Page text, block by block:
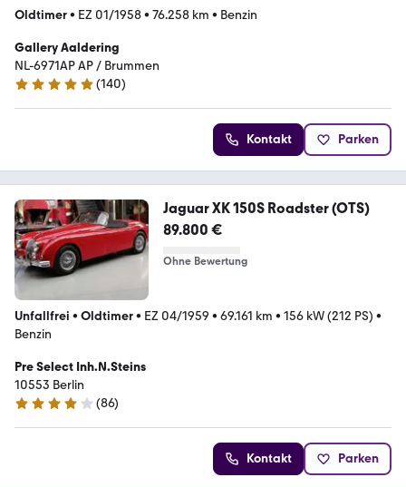
Oldtimer• EZ 01/1958• 76.258 km • Benzin
Gallery Aaldering
NL-6971AP AP / Brummen
4.8 Sterne
(140)
Kontakt Parken
Jaguar XK 150S Roadster (OTS)
89.800 €
Ohne Bewertung
Unfallfrei • Oldtimer• EZ 04/1959 • 69.161 km • 156 kW (212 PS) •
Benzin
Pre Select Inh.N.Steins
10553 Berlin
3.8 Sterne
(86)
Kontakt Parken